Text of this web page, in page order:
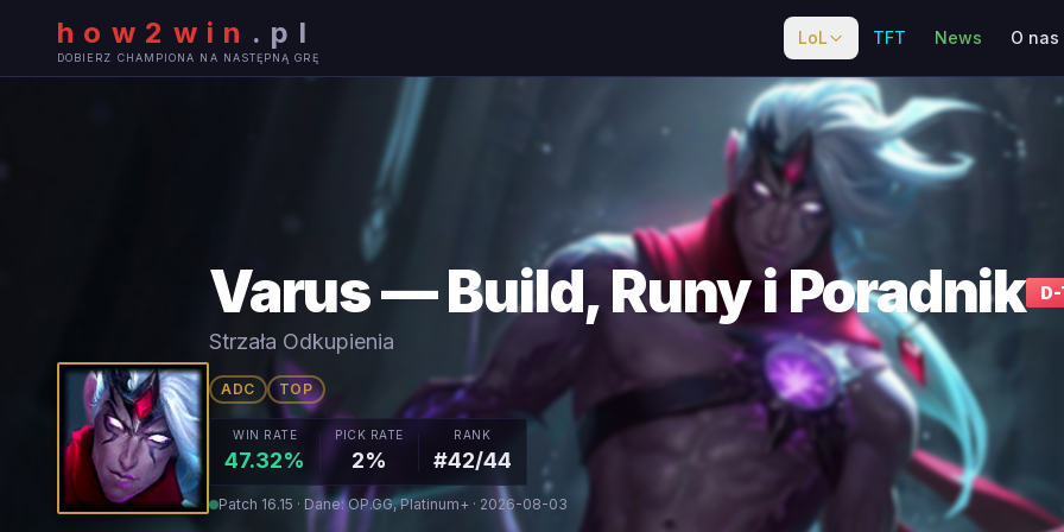
how2win . pl
DOBIERZ CHAMPIONA NA NASTĘPNĄ GRĘ
LoL TFT News O nas
Varus — Build, Runy i Poradnik D-
Strzała Odkupienia
ADC TOP
WIN RATE
47.32%
PICK RATE
2%
RANK
#42/44
Patch 16.15 · Dane: OP.GG, Platinum+ · 2026-08-03